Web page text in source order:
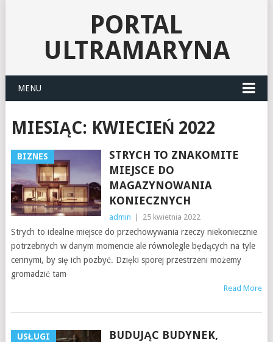
PORTAL
ULTRAMARYNA
MENU
MIESIĄC: KWIECIEŃ 2022
BIZNES
STRYCH TO ZNAKOMITE
MIEJSCE DO
MAGAZYNOWANIA
KONIECZNYCH
admin 25 kwietnia 2022
Strych to idealne miejsce do przechowywania rzeczy niekoniecznie
potrzebnych w danym momencie ale równolegle będących na tyle
cennymi, by się ich pozbyć. Dzięki sporej przestrzeni możemy
gromadzić tam
Read More
USŁUGI
BUDUJĄC BUDYNEK,